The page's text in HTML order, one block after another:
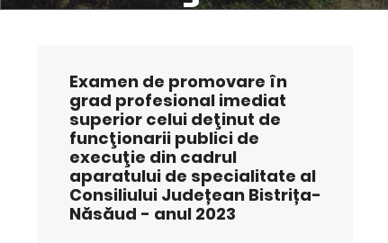
Examen de promovare în
grad profesional imediat
superior celui deţinut de
funcţionarii publici de
execuţie din cadrul
aparatului de specialitate al
Consiliului Județean Bistrița-
Năsăud - anul 2023